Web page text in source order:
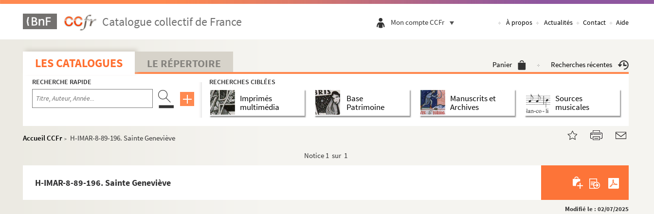
Catalogue collectif de France Mon compte CCFr À propos Actualités Contact Aide
LES CATALOGUES LE RÉPERTOIRE Panier Recherches récentes
RECHERCHE RAPIDE RECHERCHES CIBLÉES
Imprimés
multimédia
Base
Patrimoine
Manuscrits et
Archives
Sources
musicales
Accueil CCFr >
H-IMAR-8-89-196. Sainte Geneviève
Notice 1 sur 1
H-IMAR-8-89-196. Sainte Geneviève
Modifié le : 02/07/2025
H-IMAR-8-58-136. Saint Gerlac
H-IMAR-8-59-137. Saint Gebhard, évêque de Constance
H-IMAR-8-60-138. Saint Gérasime
H-IMAR-8-60-139. Saint Gérasime
Le bienheureux Gérard Majella
Saints Gérard